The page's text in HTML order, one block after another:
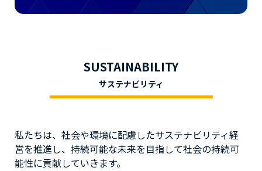
SUSTAINABILITY
サステナビリティ
私たちは、社会や環境に配慮したサステナビリティ経
営を推進し、持続可能な未来を目指して社会の持続可
能性に貢献していきます。